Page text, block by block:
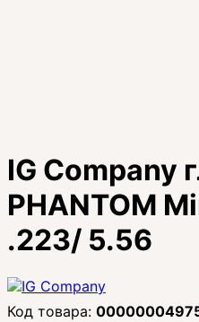
IG Company
PHANTOM
.223/ 5.56